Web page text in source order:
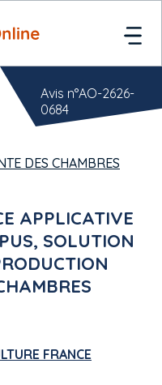
DES CHAMBRES
APPLICATIVE
SOLUTION
FRANCE
Avis n°AO-2626-
0684